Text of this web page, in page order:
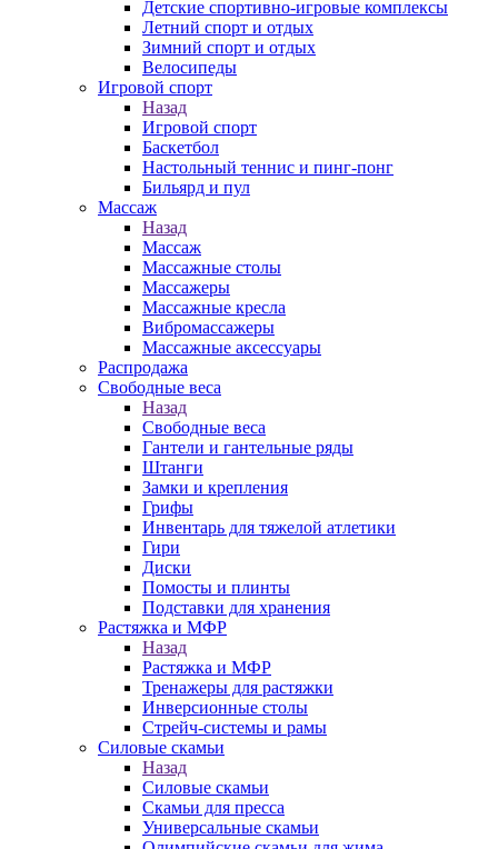
Детские спортивно-игровые комплексы
Летний спорт и отдых
Зимний спорт и отдых
Велосипеды
Игровой спорт
Назад
Игровой спорт
Баскетбол
Настольный теннис и пинг-понг
Бильярд и пул
Массаж
Назад
Массаж
Массажные столы
Массажеры
Массажные кресла
Вибромассажеры
Массажные аксессуары
Распродажа
Свободные веса
Назад
Свободные веса
Гантели и гантельные ряды
Штанги
Замки и крепления
Грифы
Инвентарь для тяжелой атлетики
Гири
Диски
Помосты и плинты
Подставки для хранения
Растяжка и МФР
Назад
Растяжка и МФР
Тренажеры для растяжки
Инверсионные столы
Стрейч-системы и рамы
Силовые скамьи
Назад
Силовые скамьи
Скамьи для пресса
Универсальные скамьи